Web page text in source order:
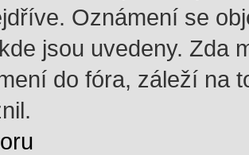
Oznámení se
jsou uvedeny. Zda
do fóra, záleží na